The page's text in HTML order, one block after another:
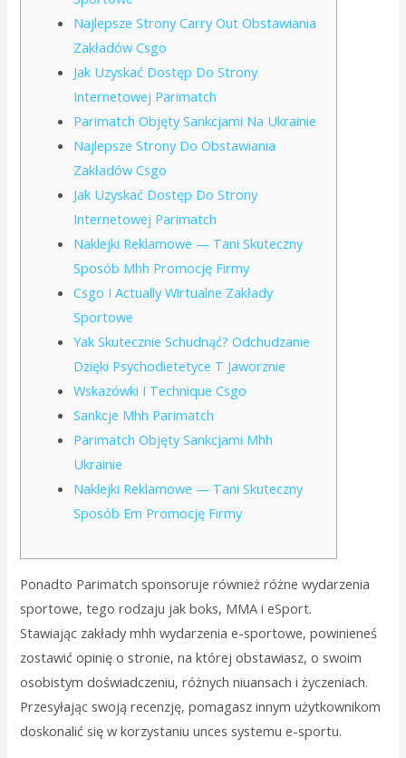
Najlepsze Strony Carry Out Obstawiania
Zakładów Csgo
Jak Uzyskać Dostęp Do Strony
Internetowej Parimatch
Parimatch Objęty Sankcjami Na Ukrainie
Najlepsze Strony Do Obstawiania
Zakładów Csgo
Jak Uzyskać Dostęp Do Strony
Internetowej Parimatch
Naklejki Reklamowe — Tani Skuteczny
Sposób Mhh Promocję Firmy
Csgo I Actually Wirtualne Zakłady
Sportowe
Yak Skutecznie Schudnąć? Odchudzanie
Dzięki Psychodietetyce T Jaworznie
Wskazówki I Technique Csgo
Sankcje Mhh Parimatch
Parimatch Objęty Sankcjami Mhh
Ukrainie
Naklejki Reklamowe — Tani Skuteczny
Sposób Em Promocję Firmy
Ponadto Parimatch sponsoruje również różne wydarzenia
sportowe, tego rodzaju jak boks, MMA i eSport.
Stawiając zakłady mhh wydarzenia e-sportowe, powinieneś
zostawić opinię o stronie, na której obstawiasz, o swoim
osobistym doświadczeniu, różnych niuansach i życzeniach.
Przesyłając swoją recenzję, pomagasz innym użytkownikom
doskonalić się w korzystaniu unces systemu e-sportu.